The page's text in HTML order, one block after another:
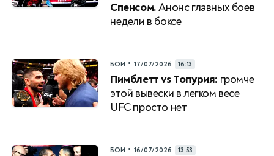
Спенсом.Анонс главных боев
недели в боксе
БОИ • 17/07/2026 16:13
Пимблетт vs Топурия: громче
этой вывески в легком весе
UFC просто нет
БОИ • 16/07/2026 13:53